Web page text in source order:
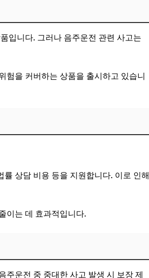
입니다. 그러나 음주운전 관련 사고는
험을 커버하는 상품을 출시하고 있습니
상담 비용 등을 지원합니다. 이로 인해
이는 데 효과적입니다.
주운전 중 중대한 사고 발생 시 보장 제